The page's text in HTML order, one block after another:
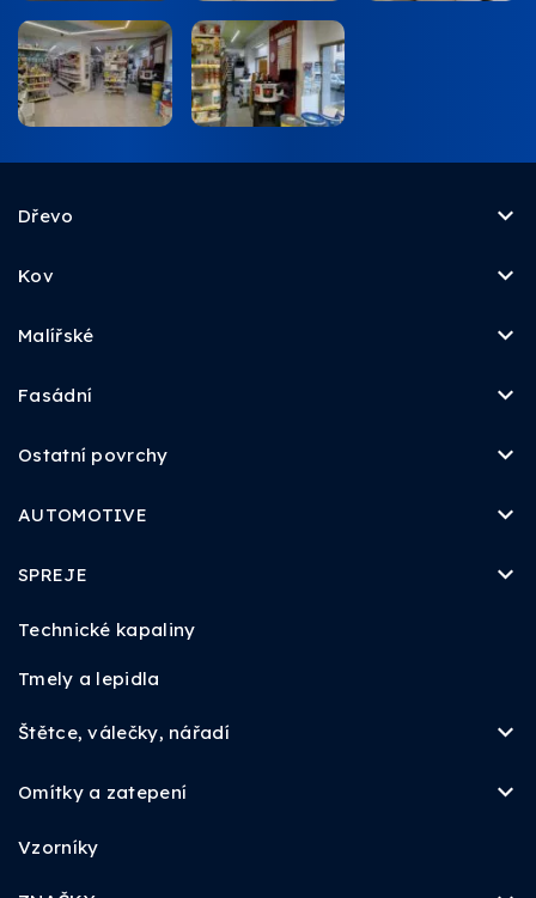
Dřevo
Kov
Malířské
Fasádní
Ostatní povrchy
AUTOMOTIVE
SPREJE
Technické kapaliny
Tmely a lepidla
Štětce, válečky, nářadí
Omítky a zatepení
Vzorníky